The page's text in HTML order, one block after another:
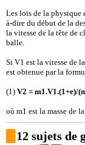
Les lois de la physique
à-dire du début de la
la vitesse de la tête de
balle.
Si V1 est la vitesse de
est obtenue par la
(1) V2 = m1.V1.(1+e)/
où m1 est la masse de
12 sujets de